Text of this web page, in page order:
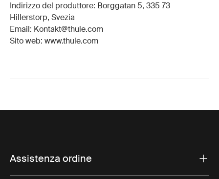
Indirizzo del produttore: Borggatan 5, 335 73
Hillerstorp, Svezia
Email: Kontakt@thule.com
Sito web: www.thule.com
Assistenza ordine